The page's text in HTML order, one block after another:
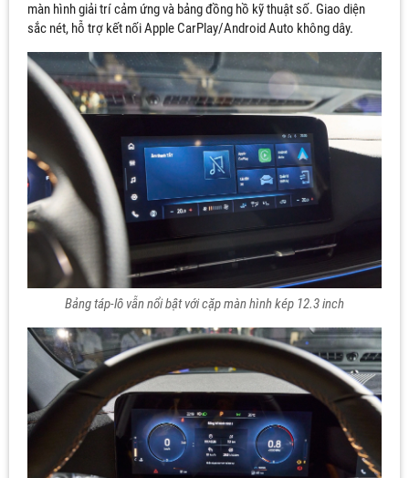
màn hình giải trí cảm ứng và bảng đồng hồ kỹ thuật số. Giao diện
sắc nét, hỗ trợ kết nối Apple CarPlay/Android Auto không dây.
Bảng táp-lô vẫn nổi bật với cặp màn hình kép 12.3 inch